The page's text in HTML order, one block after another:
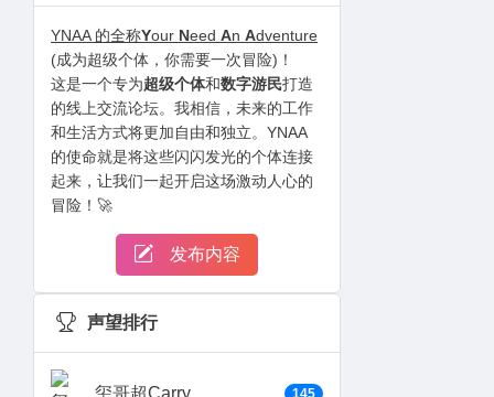
YNAA 的全称Your Need An Adventure
(成为超级个体，你需要一次冒险)！
这是一个专为超级个体和数字游民打造
的线上交流论坛。我相信，未来的工作
和生活方式将更加自由和独立。YNAA
的使命就是将这些闪闪发光的个体连接
起来，让我们一起开启这场激动人心的
冒险！🚀
发布内容
声望排行
玺哥超Carry 145